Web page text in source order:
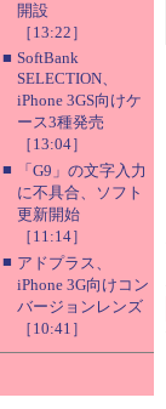
開設
［13:22］
■ SoftBank
SELECTION、
iPhone 3GS向けケ
ース3種発売
［13:04］
■
「G9」の文字入力
に不具合、ソフト
更新開始
［11:14］
■ アドプラス、
iPhone 3G向けコン
バージョンレンズ
［10:41］